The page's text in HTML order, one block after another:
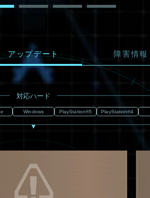
アップデート 障害情報
対応ハード
Windows PlayStation®5 PlayStation®4